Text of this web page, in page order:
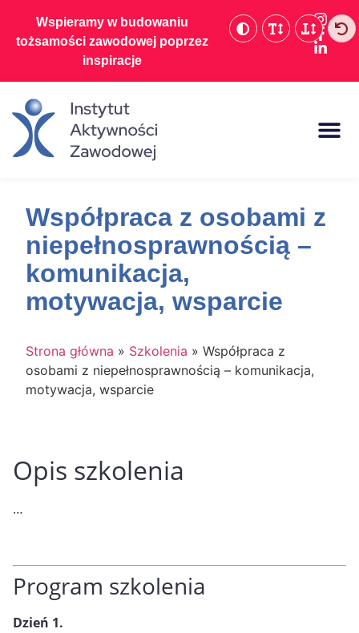
Wspieramy w budowaniu
tożsamości zawodowej poprzez
inspiracje
Współpraca z osobami z
niepełnosprawnością –
komunikacja,
motywacja, wsparcie
Strona główna » Szkolenia » Współpraca z
osobami z niepełnosprawnością – komunikacja,
motywacja, wsparcie
Opis szkolenia
…
Program szkolenia
Dzień 1.